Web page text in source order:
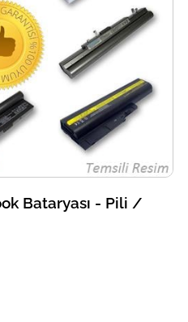
Bataryası - Pili /